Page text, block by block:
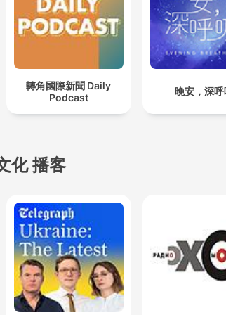
轉角國際新聞 Daily
Podcast
晚安，深
化 播客